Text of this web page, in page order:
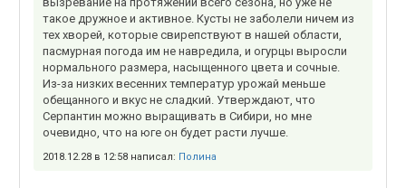
такое дружное и активное. Кусты не заболели ничем из
тех хворей, которые свирепствуют в нашей области,
пасмурная погода им не навредила, и огурцы выросли
нормального размера, насыщенного цвета и сочные.
Из-за низких весенних температур урожай меньше
обещанного и вкус не сладкий. Утверждают, что
Серпантин можно выращивать в Сибири, но мне
очевидно, что на юге он будет расти лучше.
2018.12.28 в 12:58 написал: Полина